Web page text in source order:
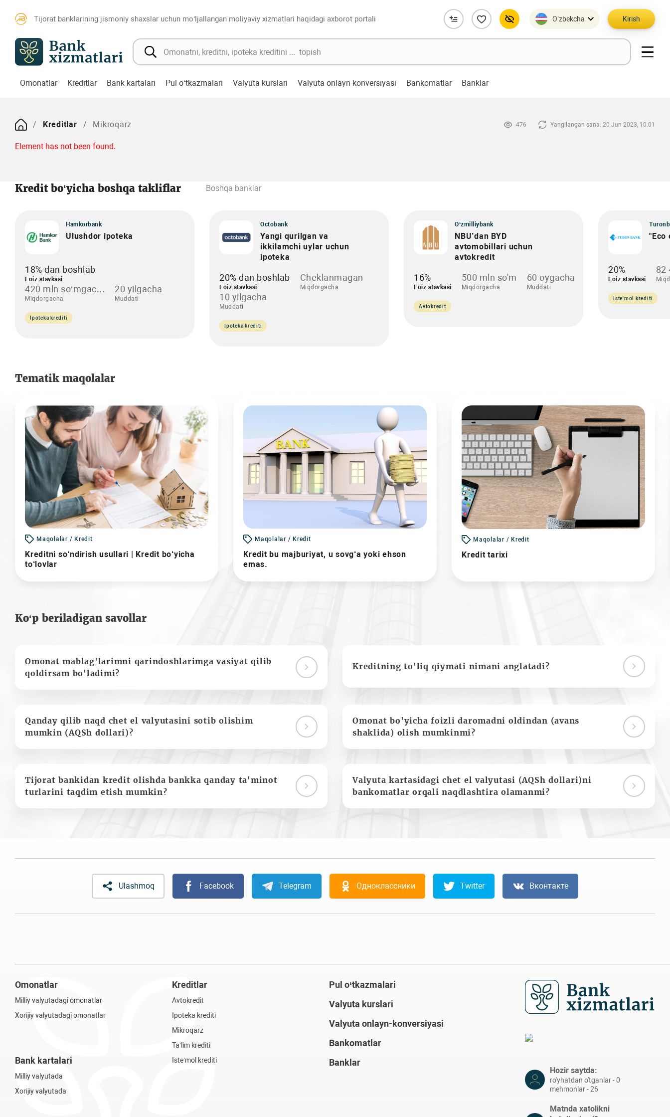
Tijorat banklarining jismoniy shaxslar uchun mo‘ljallangan moliyaviy xizmatlari haqidagi axborot portali O’zbekcha Kirish
Omonatlar Kreditlar Bank kartalari Pul o‘tkazmalari Valyuta kurslari Valyuta onlayn-konversiyasi Bankomatlar Banklar
Kreditlar Mikroqarz 476 Yangilangan sana: 20 Jun 2023, 10:01
Element has not been found.
Kredit bo‘yicha boshqa takliflar Boshqa banklar
Hamkorbank
Ulushdor ipoteka
18% dan boshlab
Foiz stavkasi
420 mln so‘mgac...
Miqdorgacha
20 yilgacha
Muddati
Ipoteka krediti
Octobank
Yangi qurilgan va
ikkilamchi uylar uchun
ipoteka
20% dan boshlab
Foiz stavkasi
Cheklanmagan
Miqdorgacha
10 yilgacha
Muddati
Ipoteka krediti
O‘zmilliybank
NBU’dan BYD
avtomobillari uchun
avtokredit
16%
Foiz stavkasi
500 mln so'm
Miqdorgacha
60 oygacha
Muddati
Avtokredit
"Eco
20%
Foiz stavkasi
82
Iste'mol krediti
Tematik maqolalar
Maqolalar / Kredit
Kreditni so‘ndirish usullari | Kredit bo‘yicha
to‘lovlar
Maqolalar / Kredit
Kredit bu majburiyat, u sovg‘a yoki ehson
emas.
Maqolalar / Kredit
Kredit tarixi
Ko‘p beriladigan savollar
Omonat mablag'larimni qarindoshlarimga vasiyat qilib
qoldirsam bo'ladimi?
Kreditning to'liq qiymati nimani anglatadi?
Qanday qilib naqd chet el valyutasini sotib olishim
mumkin (AQSh dollari)?
Omonat bo'yicha foizli daromadni oldindan (avans
shaklida) olish mumkinmi?
Tijorat bankidan kredit olishda bankka qanday ta'minot
turlarini taqdim etish mumkin?
Valyuta kartasidagi chet el valyutasi (AQSh dollari)ni
bankomatlar orqali naqdlashtira olamanmi?
Ulashmoq Facebook Telegram Одноклассники Twitter Вконтакте
Omonatlar
Milliy valyutadagi omonatlar
Xorijiy valyutadagi omonatlar
Bank kartalari
Milliy valyutada
Xorijiy valyutada
Kreditlar
Avtokredit
Ipoteka krediti
Mikroqarz
Ta’lim krediti
Iste’mol krediti
Pul o‘tkazmalari
Valyuta kurslari
Valyuta onlayn-konversiyasi
Bankomatlar
Banklar
Hozir saytda:
ro'yhatdan o'tganlar - 0
mehmonlar - 26
Matnda xatolikni